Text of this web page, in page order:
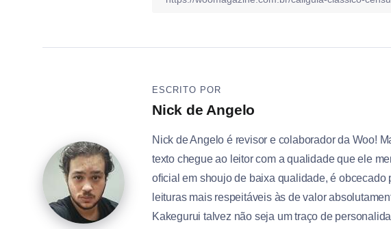
ESCRITO POR
Nick de Angelo
Nick de Angelo é revisor e colaborador da Woo!
texto chegue ao leitor com a qualidade que ele
oficial em shoujo de baixa qualidade, é obcecado
leituras mais respeitáveis às de valor
Kakegurui talvez não seja um traço de